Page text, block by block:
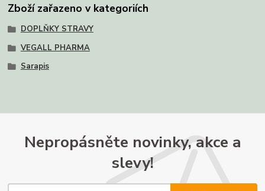
Zboží zařazeno v kategoriích
DOPLŇKY STRAVY
VEGALL PHARMA
Sarapis
Nepropásněte novinky, akce a
slevy!